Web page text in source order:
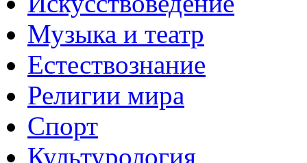
Музыка и театр
Естествознание
Религии мира
Спорт
Культурология